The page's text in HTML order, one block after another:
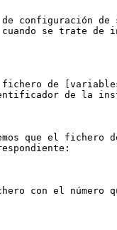
configuración de
se trate
de
de la
que el fichero